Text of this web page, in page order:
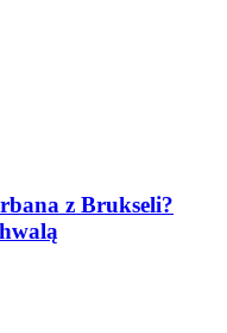
z Brukseli?